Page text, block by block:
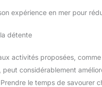
expérience en mer pour
détente
activités proposées,
peut considérablement
le temps de savourer